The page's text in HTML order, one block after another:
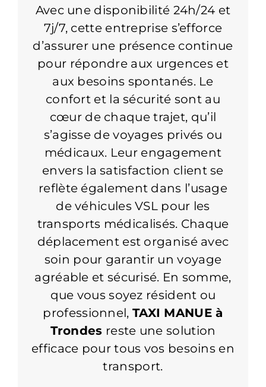
Avec une disponibilité 24h/24 et
7j/7, cette entreprise s’efforce
d’assurer une présence continue
pour répondre aux urgences et
aux besoins spontanés. Le
confort et la sécurité sont au
cœur de chaque trajet, qu’il
s’agisse de voyages privés ou
médicaux. Leur engagement
envers la satisfaction client se
reflète également dans l’usage
de véhicules VSL pour les
transports médicalisés. Chaque
déplacement est organisé avec
soin pour garantir un voyage
agréable et sécurisé. En somme,
que vous soyez résident ou
professionnel, TAXI MANUE à
Trondes reste une solution
efficace pour tous vos besoins en
transport.